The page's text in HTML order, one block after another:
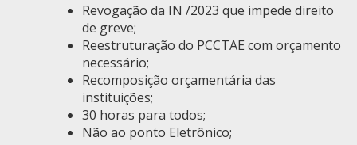
Revogação da IN /2023 que impede direito
de greve;
Reestruturação do PCCTAE com orçamento
necessário;
Recomposição orçamentária das
instituições;
30 horas para todos;
Não ao ponto Eletrônico;